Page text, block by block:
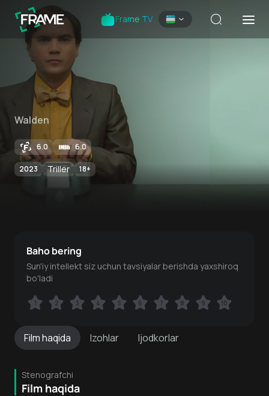
Frame TV
Walden
6.0 6.0
2023 Triller 18+
Filmhaqida Izohlar Ijodkorlar
Stenografchi
Film haqida
Baho bering
Sun'iy intellekt siz uchun tavsiyalar berishda yaxshiroq
bo'ladi
1 2 3 4 5 6 7 8 9 10
1 2 3 4 5 6 7 8 9 10